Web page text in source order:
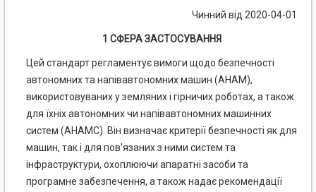
Чинний від 2020-04-01
1 СФЕРА ЗАСТОСУВАННЯ
Цей стандарт регламентує вимоги щодо безпечності
автономних та напівавтономних машин (АНАМ),
використовуваних у земляних і гірничих роботах, а також
для їхніх автономних чи напівавтономних машинних
систем (АНАМС). Він визначає критерії безпечності як для
машин, так і для пов’язаних з ними систем та
інфраструктури, охоплюючи апаратні засоби та
програмне забезпечення, а також надає рекомендації